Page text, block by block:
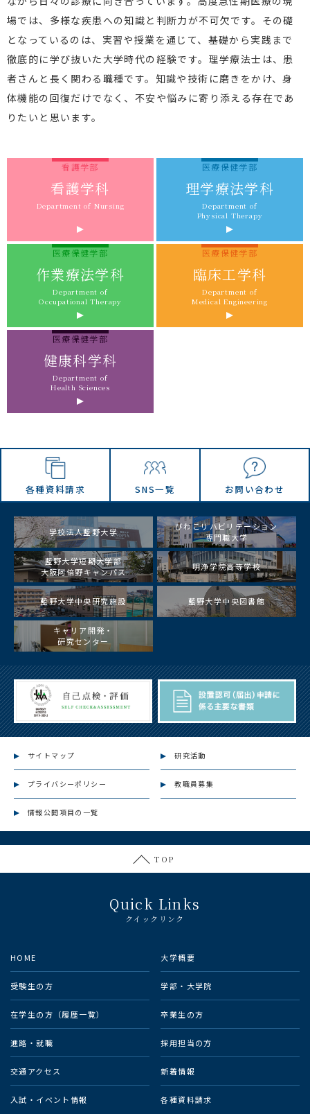
場では、多様な疾患への知識と判断力が不可欠です。その礎
となっているのは、実習や授業を通じて、基礎から実践まで
徹底的に学び抜いた大学時代の経験です。理学療法士は、患
者さんと長く関わる職種です。知識や技術に磨きをかけ、身
体機能の回復だけでなく、不安や悩みに寄り添える存在であ
りたいと思います。
看護学部
看護学科
Department of Nursing
医療保健学部
理学療法学科
Department of
Physical Therapy
医療保健学部
作業療法学科
Department of
Occupational Therapy
医療保健学部
臨床工学科
Department of
Medical Engineering
医療保健学部
健康科学科
Department of
Health Sciences
各種資料請求 SNS一覧 お問い合わせ
学校法人藍野大学
びわこリハビリテーション
専門職大学
藍野大学短期大学部
大阪阿倍野キャンパス
明浄学院高等学校
藍野大学中央研究施設 藍野大学中央図書館
キャリア開発・
研究センター
サイトマップ 研究活動
プライバシーポリシー 教職員募集
情報公開項目の一覧
TOP
Quick Links
クイックリンク
HOME 大学概要
受験生の方 学部・大学院
在学生の方（履歴一覧） 卒業生の方
進路・就職 採用担当の方
交通アクセス 新着情報
入試・イベント情報 各種資料請求